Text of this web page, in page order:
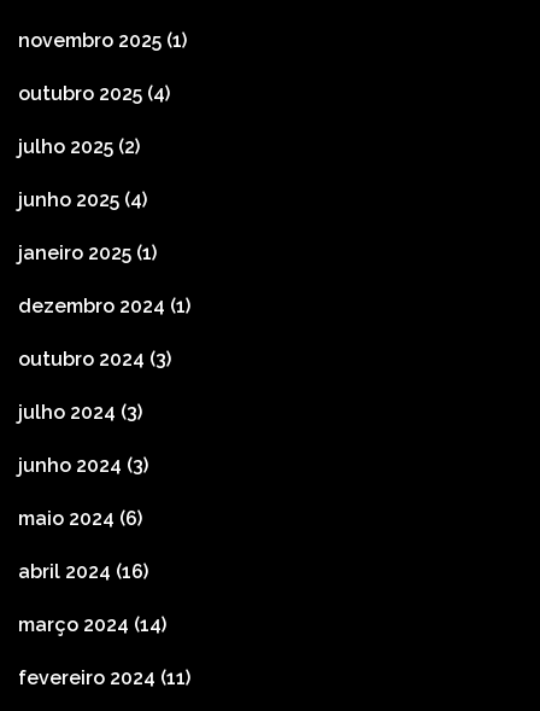
novembro 2025 (1)
outubro 2025 (4)
julho 2025 (2)
junho 2025 (4)
janeiro 2025 (1)
dezembro 2024 (1)
outubro 2024 (3)
julho 2024 (3)
junho 2024 (3)
maio 2024 (6)
abril 2024 (16)
março 2024 (14)
fevereiro 2024 (11)